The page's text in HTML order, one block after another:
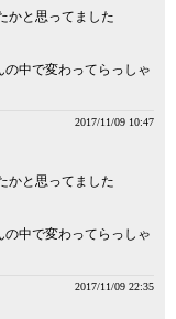
かと思ってました
中で変わってらっしゃ
2017/11/09 10:47
かと思ってました
中で変わってらっしゃ
2017/11/09 22:35